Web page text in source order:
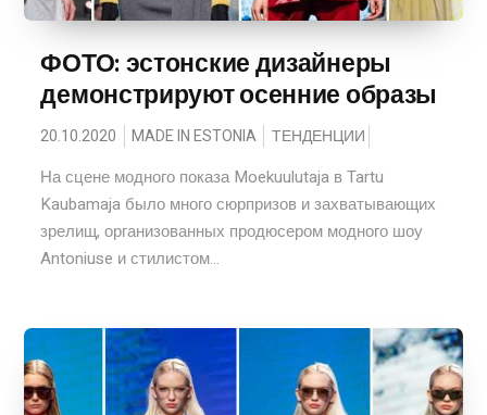
ФОТО: эстонские дизайнеры
демонстрируют осенние образы
20.10.2020 MADE IN ESTONIA ТЕНДЕНЦИИ
На сцене модного показа Moekuulutaja в Tartu
Kaubamaja было много сюрпризов и захватывающих
зрелищ, организованных продюсером модного шоу
Antoniuse и стилистом...